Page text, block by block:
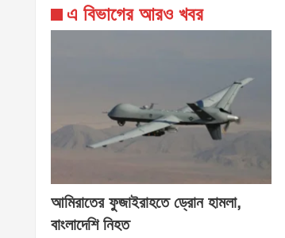
এ বিভাগের আরও খবর
আমিরাতের ফুজাইরাহতে ড্রোন হামলা,
বাংলাদেশি নিহত